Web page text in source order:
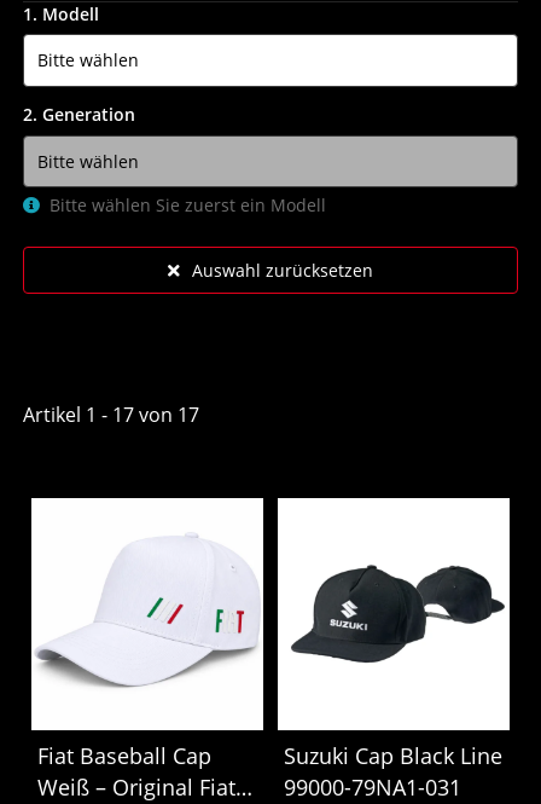
Artikel 1 - 17 von 17
Fiat Baseball Cap
Weiß – Original Fiat
Suzuki Cap Black Line
99000-79NA1-031
1. Modell
2. Generation
Bitte wählen Sie zuerst ein Modell
Auswahl zurücksetzen